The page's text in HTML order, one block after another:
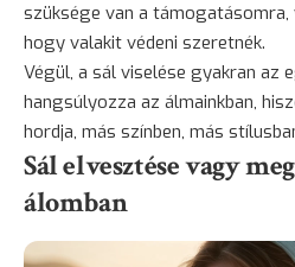
szüksége van a támogatásomra,
hogy valakit védeni szeretnék.
Végül, a sál viselése gyakran az
hangsúlyozza az álmainkban,
hordja, más színben, más
Sál elvesztése vagy
álomban